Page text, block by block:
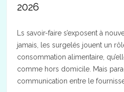
2026
Ls savoir-faire s’exposent à
jamais, les surgelés jouent un
consommation alimentaire,
comme hors domicile. Mais
communication entre le